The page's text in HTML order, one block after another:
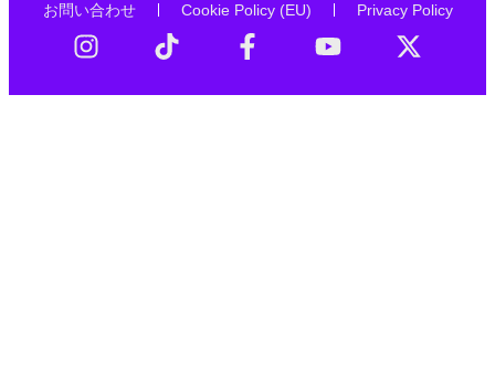
お問い合わせ Cookie Policy (EU) Privacy Policy